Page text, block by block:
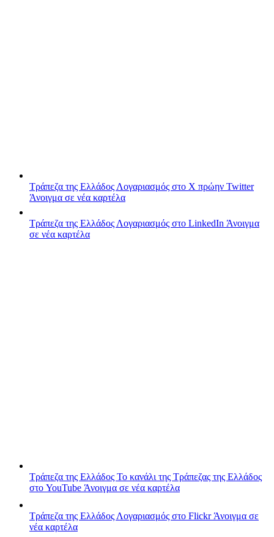
Τράπεζα της Ελλάδος Λογαριασμός στο X πρώην Twitter
Άνοιγμα σε νέα καρτέλα
Τράπεζα της Ελλάδος Λογαριασμός στο LinkedIn Άνοιγμα
σε νέα καρτέλα
Τράπεζα της Ελλάδος Το κανάλι της Τράπεζας της Ελλάδος
στο YouTube Άνοιγμα σε νέα καρτέλα
Τράπεζα της Ελλάδος Λογαριασμός στο FlickrΆνοιγμα σε
νέα καρτέλα